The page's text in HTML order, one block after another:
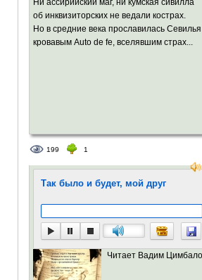
об инквизиторских не ведали кострах.
Но в средние века прославилась Севилья
кровавым Auto de fe, вселявшим страх...
199 1
Так было и будет, мой друг
Читает Вадим